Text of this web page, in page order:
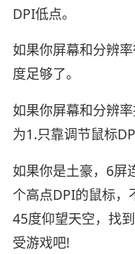
DPI低点。
如果你屏幕和分辨
度足够了。
如果你屏幕和分辨
为1.只靠调节鼠标
如果你是土豪，6屏
个高点DPI的鼠标，
45度仰望天空，找
受游戏吧!